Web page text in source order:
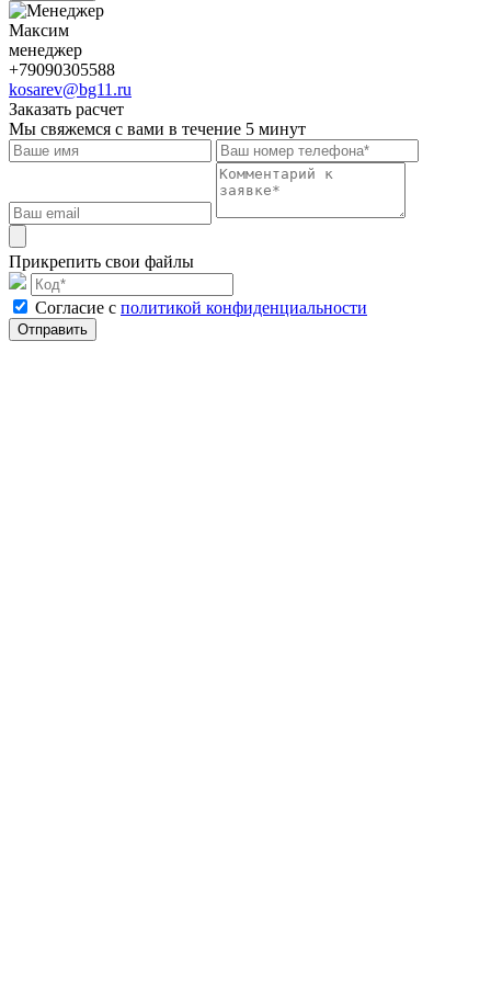
Максим
менеджер
+79090305588
kosarev@bg11.ru
Заказать расчет
Мы свяжемся с вами в течение 5 минут
Прикрепить свои файлы
Cогласие с политикой конфиденциальности
Отправить